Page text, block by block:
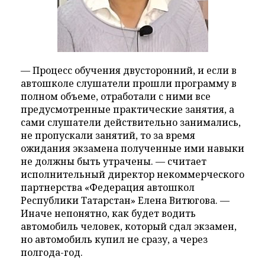
— Процесс обучения двусторонний, и если в
автошколе слушатели прошли программу в
полном объеме, отработали с ними все
предусмотренные практические занятия, а
сами слушатели действительно занимались,
не пропускали занятий, то за время
ожидания экзамена полученные ими навыки
не должны быть утрачены. — считает
исполнительный директор некоммерческого
партнерства «Федерация автошкол
Республики Татарстан» Елена Витюгова. —
Иначе непонятно, как будет водить
автомобиль человек, который сдал экзамен,
но автомобиль купил не сразу, а через
полгода-год.